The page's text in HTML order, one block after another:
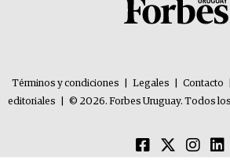
Términos y condiciones Legales Contacto
editoriales
© 2026. Forbes Uruguay. Todos